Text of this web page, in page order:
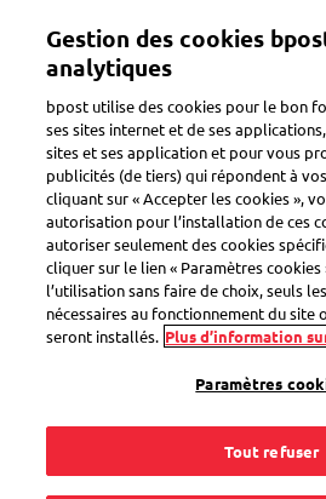
contenu
Toggle navigation
Data Quality
Comment
pour
ses données
jour ?
Gestion des cookies
analytiques
bpost utilise des cookies pour le bon
ses sites internet et de ses
sites et ses application et pour vous
publicités (de tiers) qui répondent à
cliquant sur « Accepter les cookies »,
autorisation pour l’installation de ces
autoriser seulement des cookies
cliquer sur le lien « Paramètres cookies
l’utilisation sans faire de choix, seuls
nécessaires au fonctionnement du site
seront installés. Plus d’information
Paramètres
Tout refuser